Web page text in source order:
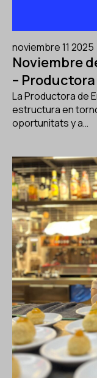
noviembre 11 2025
Noviembre
–
La Productora de
estructura en
oportunitats y a…